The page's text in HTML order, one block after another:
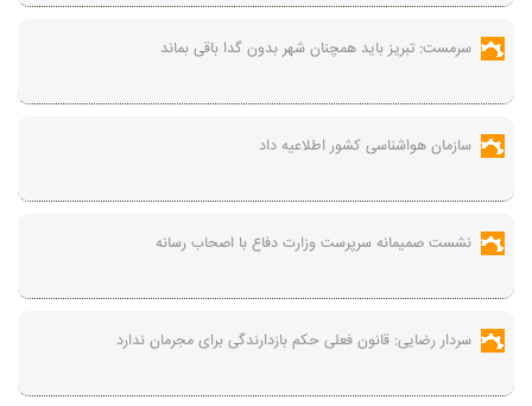
سرمست: تبریز باید همچنان شهر بدون گدا باقی بماند
سازمان هواشناسی کشور اطلاعیه داد
نشست صمیمانه سرپرست وزارت دفاع با اصحاب رسانه
سردار رضایی: قانون فعلی حکم بازدارندگی برای مجرمان ندارد